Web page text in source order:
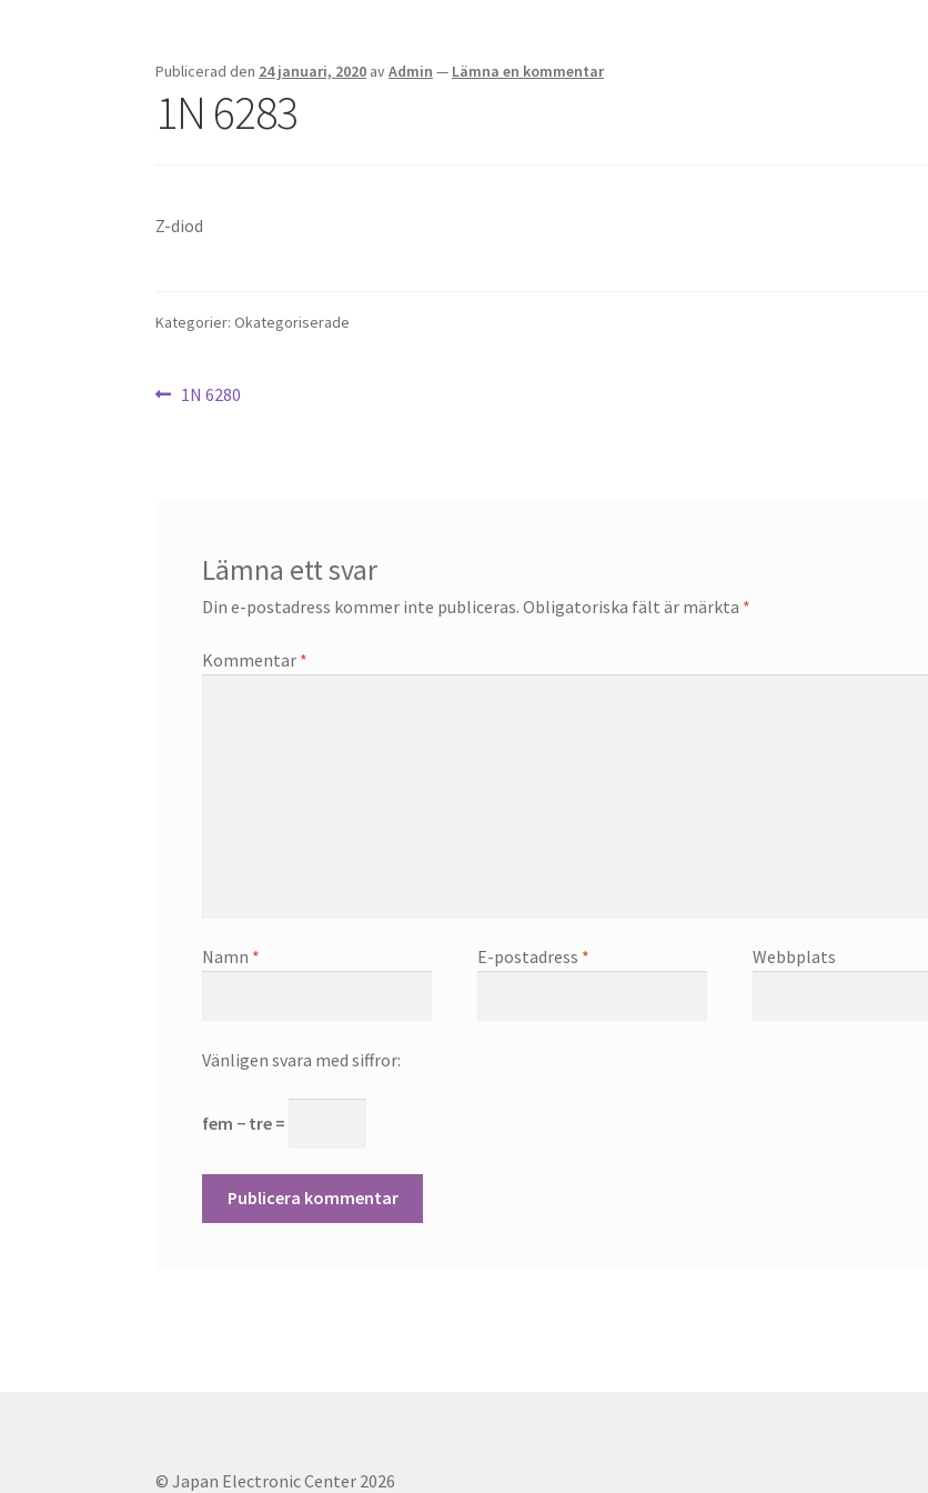
Publicerad den 24 januari, 2020 avAdmin — Lämna en kommentar
1N 6283
Z-diod
Kategorier: Okategoriserade
Inläggsnavigering
Föregående
1N 6280
Lämna ett svar
Din e-postadress kommer inte publiceras. Obligatoriska fält är märkta *
Kommentar *
Namn * E-postadress * Webbplats
Vänligen svara med siffror:
fem − tre =
© Japan Electronic Center 2026